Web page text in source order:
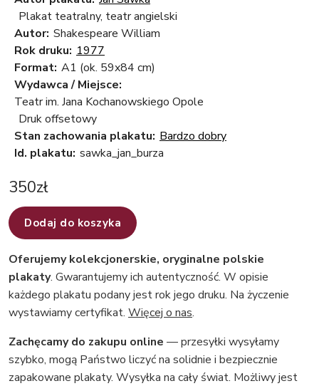
Plakat teatralny, teatr angielski
Autor: Shakespeare William
Rok druku: 1977
Format: A1 (ok. 59x84 cm)
Wydawca / Miejsce:
Teatr im. Jana Kochanowskiego Opole
Druk offsetowy
Stan zachowania plakatu: Bardzo dobry
Id. plakatu: sawka_jan_burza
350zł
Dodaj do koszyka
Oferujemy kolekcjonerskie, oryginalne polskie
plakaty. Gwarantujemy ich autentyczność. W opisie
każdego plakatu podany jest rok jego druku. Na życzenie
wystawiamy certyfikat. Więcej o nas.
Zachęcamy do zakupu online — przesyłki wysyłamy
szybko, mogą Państwo liczyć na solidnie i bezpiecznie
zapakowane plakaty. Wysyłka na cały świat. Możliwy jest